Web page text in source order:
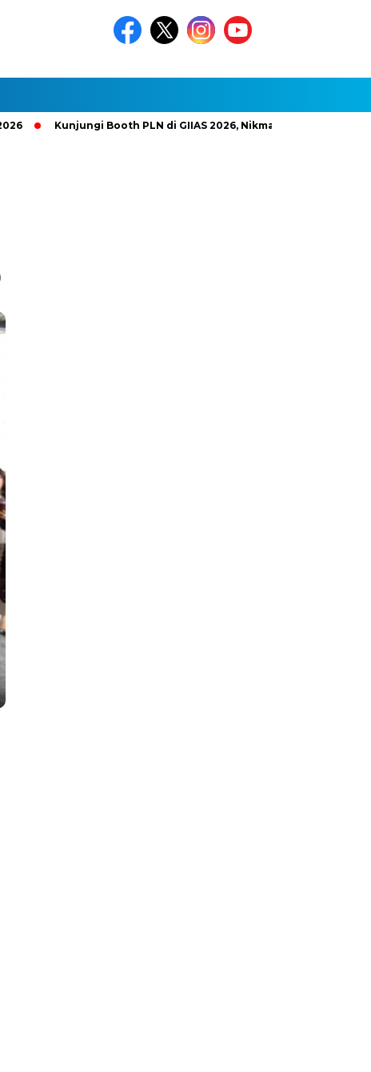
Kunjungi Booth PLN di GIIAS 2026, Nikmati Promo Tambah Daya